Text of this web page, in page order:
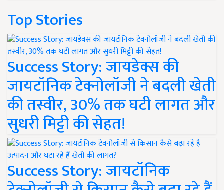
Top Stories
Success Story: जायडेक्स की
जायटॉनिक टेक्नोलॉजी ने बदली खेती
की तस्वीर, 30% तक घटी लागत और
सुधरी मिट्टी की सेहत!
Success Story: जायटॉनिक